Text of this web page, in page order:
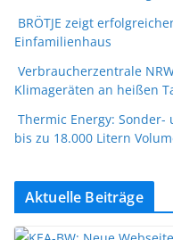
BRÖTJE zeigt
Einfamilienhaus
Verbraucherzentrale
Klimageräten an heißen
Thermic Energy:
bis zu 18.000 Litern
Aktuelle Beiträge